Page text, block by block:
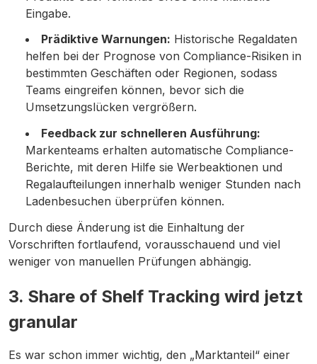
Eingabe.
Prädiktive Warnungen: Historische Regaldaten
helfen bei der Prognose von Compliance-Risiken in
bestimmten Geschäften oder Regionen, sodass
Teams eingreifen können, bevor sich die
Umsetzungslücken vergrößern.
Feedback zur schnelleren Ausführung:
Markenteams erhalten automatische Compliance-
Berichte, mit deren Hilfe sie Werbeaktionen und
Regalaufteilungen innerhalb weniger Stunden nach
Ladenbesuchen überprüfen können.
Durch diese Änderung ist die Einhaltung der
Vorschriften fortlaufend, vorausschauend und viel
weniger von manuellen Prüfungen abhängig.
3. Share of Shelf Tracking wird jetzt
granular
Es war schon immer wichtig, den „Marktanteil“ einer